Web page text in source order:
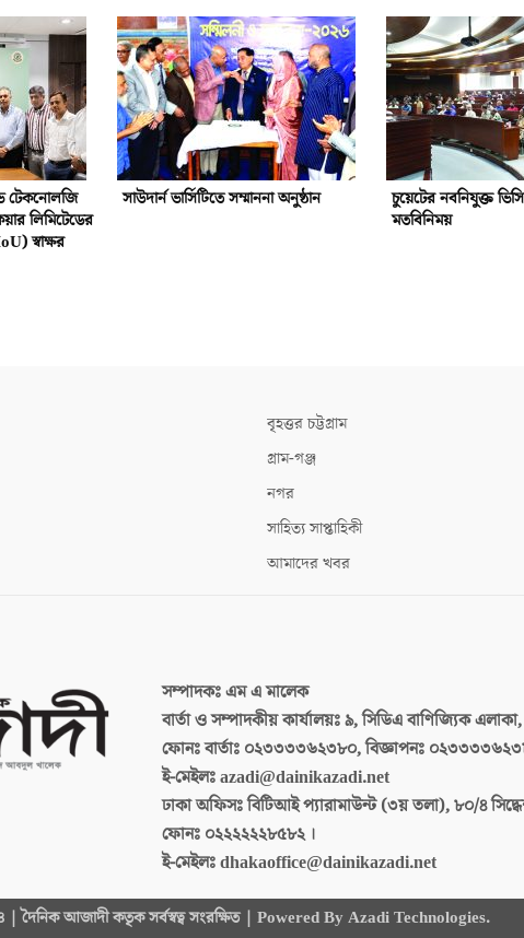
টেকনোলজি
লিমিটেডের
স্বাক্ষর
সাউদার্ন ভার্সিটিতে সম্মাননা অনুষ্ঠান
চুয়েটের নবনিযুক্ত
মতবিনিময়
বৃহত্তর চট্টগ্রাম
গ্রাম-গঞ্জ
নগর
সাহিত্য সাপ্তাহিকী
আমাদের খবর
সম্পাদকঃএম এ মালেক
বার্তা ও সম্পাদকীয় কার্যালয়ঃ৯, সিডিএ বাণিজ্যিক এলাকা,
ফোনঃ বার্তাঃ ০২৩৩৩৩৬২৩৮০, বিজ্ঞাপনঃ
ই-মেইলঃazadi@dainikazadi.net
ঢাকা অফিসঃবিটিআই প্যারামাউন্ট (৩য় তলা), ৮০/৪
ফোনঃ ০২২২২২২৮৫৮২ ।
ই-মেইলঃdhakaoffice@dainikazadi.net
দৈনিক আজাদী কতৃক সর্বস্বত্ব সংরক্ষিত | Powered By Azadi Technologies.